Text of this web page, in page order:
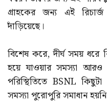
গ্রাহকের জন্য এই
দাঁড়িয়েছে।
বিশেষ করে, দীর্ঘ সময় ধরে
হয়ে যাওয়ার সমস্যা আরও
পরিস্থিতিতে BSNL কিছুটা
সমস্যা পুরোপুরি সমাধান